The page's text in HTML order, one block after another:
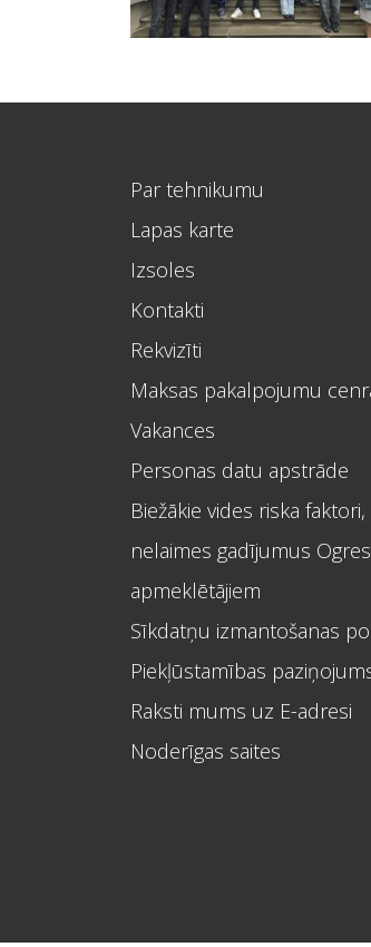
Par tehnikumu
Lapas karte
Izsoles
Kontakti
Rekvizīti
Maksas pakalpojumu
Vakances
Personas datu apstrāde
Biežākie vides riska
nelaimes gadījumus
apmeklētājiem
Sīkdatņu izmantošanas
Piekļūstamības
Raksti mums uz E-adresi
Noderīgas saites